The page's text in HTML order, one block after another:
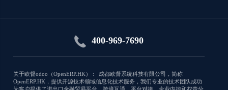
3754 400-969-7690
关于欧督odoo（OpenERP.HK） : 成都欧督系统科技有限公司，简称
OpenERP.HK，提供开源技术领域信息化技术服务，我们专业的技术团队成功